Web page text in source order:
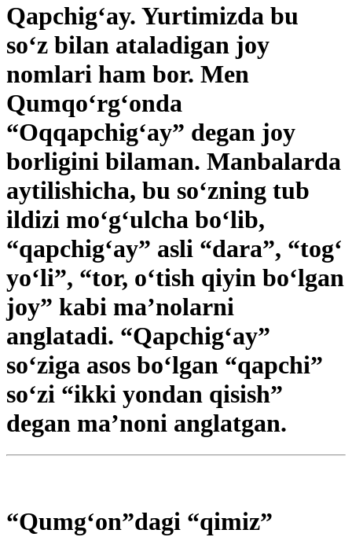
Qapchig‘ay. Yurtimizda bu
so‘z bilan ataladigan joy
nomlari ham bor. Men
Qumqo‘rg‘onda
“Oqqapchig‘ay” ­degan joy
borligini bilaman. Manbalarda
aytilishicha, bu so‘zning tub
ildizi mo‘g‘ulcha bo‘lib,
“qapchig‘ay” asli “dara”, “tog‘
yo‘li”, “tor, o‘tish qiyin bo‘lgan
joy” kabi ma’nolarni
anglatadi. “Qapchig‘ay”
so‘ziga asos bo‘lgan “qapchi”
so‘zi “ikki yondan qisish”
degan ­ma’noni anglatgan.
“Qumg‘on”dagi “qimiz”